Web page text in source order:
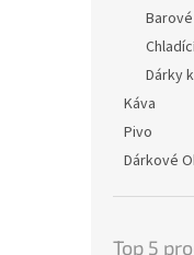
Dárky
Káva
Pivo
Dárkové
Top 5